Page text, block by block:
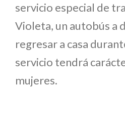
servicio especial de
Violeta, un autobús a
regresar a casa
servicio tendrá
mujeres.